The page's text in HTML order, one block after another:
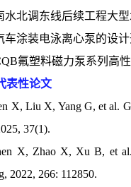
水北调东线后续工程大
车涂装电泳离心泵的设
氟塑料磁力泵系列高
表性论文
X, Liu X, Yang G, et al.
37(1).
X, Zhao X, Xu B, et al.
2022, 266: 112850.